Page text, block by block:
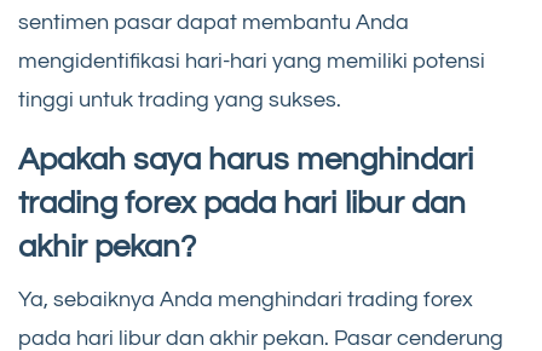
sentimen pasar dapat membantu Anda
mengidentifikasi hari-hari yang memiliki potensi
tinggi untuk trading yang sukses.
Apakah saya harus menghindari
trading forex pada hari libur dan
akhir pekan?
Ya, sebaiknya Anda menghindari trading forex
pada hari libur dan akhir pekan. Pasar cenderung